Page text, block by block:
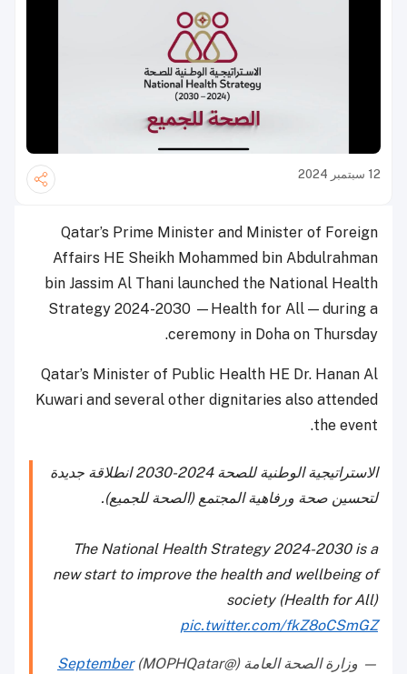
12 سبتمبر 2024
Qatar’s Prime Minister and Minister of Foreign
Affairs HE Sheikh Mohammed bin Abdulrahman
bin Jassim Al Thani launched the National Health
Strategy 2024-2030 —Health for All — during a
ceremony in Doha on Thursday.
Qatar’s Minister of Public Health HE Dr. Hanan Al
Kuwari and several other dignitaries also attended
the event.
الاستراتيجية الوطنية للصحة 2024-2030 انطلاقة جديدة
لتحسين صحة ورفاهية المجتمع (الصحة للجميع).
The National Health Strategy 2024-2030 is a
new start to improve the health and wellbeing of
society (Health for All)
pic.twitter.com/fkZ8oCSmGZ
— وزارة الصحة العامة (@MOPHQatar)
September